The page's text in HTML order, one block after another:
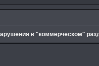
в "коммерческом"